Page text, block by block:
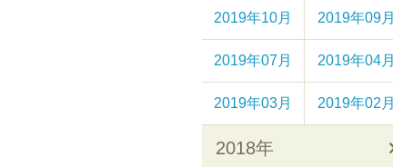
2019年10月 2019年09月
2019年07月 2019年04月
2019年03月 2019年02月
2018年